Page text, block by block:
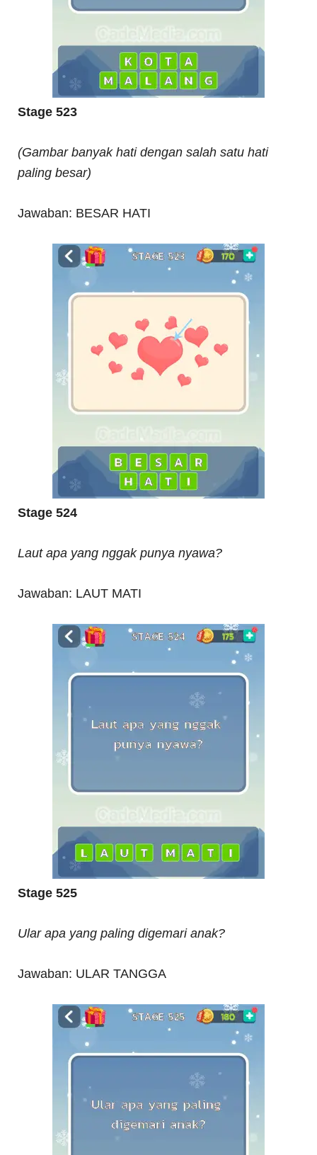
Stage 523
(Gambar banyak hati dengan salah satu hati
paling besar)
Jawaban: BESAR HATI
Stage 524
Laut apa yang nggak punya nyawa?
Jawaban: LAUT MATI
Stage 525
Ular apa yang paling digemari anak?
Jawaban: ULAR TANGGA